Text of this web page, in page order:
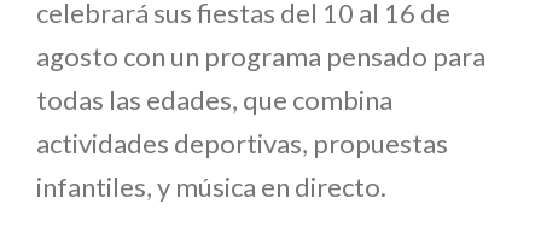
celebrará sus fiestas del 10 al 16 de
agosto con un programa pensado para
todas las edades, que combina
actividades deportivas, propuestas
infantiles, y música en directo.